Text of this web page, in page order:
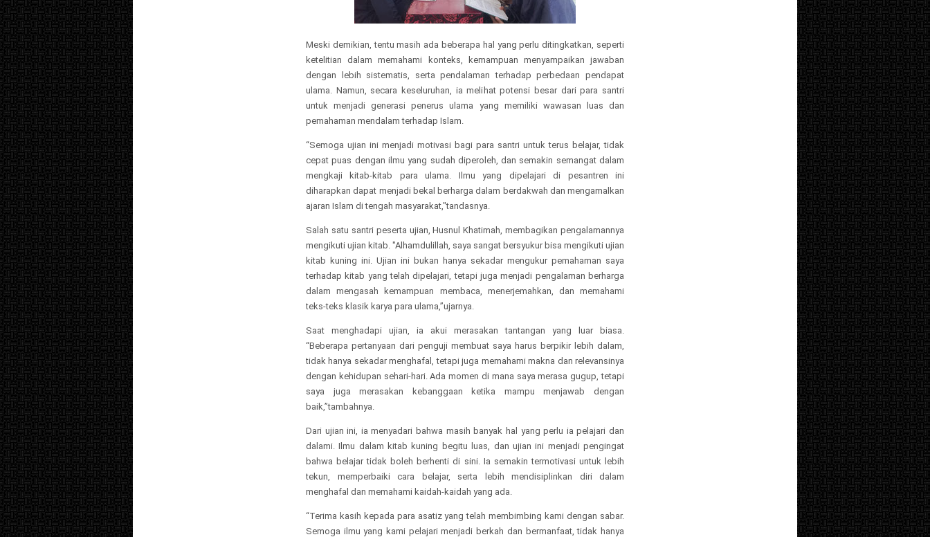
Meski demikian, tentu masih ada beberapa hal yang perlu ditingkatkan, seperti
ketelitian dalam memahami konteks, kemampuan menyampaikan jawaban
dengan lebih sistematis, serta pendalaman terhadap perbedaan pendapat
ulama. Namun, secara keseluruhan, ia melihat potensi besar dari para santri
untuk menjadi generasi penerus ulama yang memiliki wawasan luas dan
pemahaman mendalam terhadap Islam.
“Semoga ujian ini menjadi motivasi bagi para santri untuk terus belajar, tidak
cepat puas dengan ilmu yang sudah diperoleh, dan semakin semangat dalam
mengkaji kitab-kitab para ulama. Ilmu yang dipelajari di pesantren ini
diharapkan dapat menjadi bekal berharga dalam berdakwah dan mengamalkan
ajaran Islam di tengah masyarakat,"tandasnya.
Salah satu santri peserta ujian, Husnul Khatimah, membagikan pengalamannya
mengikuti ujian kitab. "Alhamdulillah, saya sangat bersyukur bisa mengikuti ujian
kitab kuning ini. Ujian ini bukan hanya sekadar mengukur pemahaman saya
terhadap kitab yang telah dipelajari, tetapi juga menjadi pengalaman berharga
dalam mengasah kemampuan membaca, menerjemahkan, dan memahami
teks-teks klasik karya para ulama,”ujarnya.
Saat menghadapi ujian, ia akui merasakan tantangan yang luar biasa.
“Beberapa pertanyaan dari penguji membuat saya harus berpikir lebih dalam,
tidak hanya sekadar menghafal, tetapi juga memahami makna dan relevansinya
dengan kehidupan sehari-hari. Ada momen di mana saya merasa gugup, tetapi
saya juga merasakan kebanggaan ketika mampu menjawab dengan
baik,”tambahnya.
Dari ujian ini, ia menyadari bahwa masih banyak hal yang perlu ia pelajari dan
dalami. Ilmu dalam kitab kuning begitu luas, dan ujian ini menjadi pengingat
bahwa belajar tidak boleh berhenti di sini. Ia semakin termotivasi untuk lebih
tekun, memperbaiki cara belajar, serta lebih mendisiplinkan diri dalam
menghafal dan memahami kaidah-kaidah yang ada.
“Terima kasih kepada para asatiz yang telah membimbing kami dengan sabar.
Semoga ilmu yang kami pelajari menjadi berkah dan bermanfaat, tidak hanya